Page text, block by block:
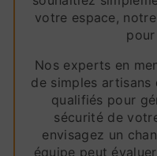
votre espace,
Nos experts en
de simples artisans
qualifiés pour
sécurité de
envisagez un
équipe peut